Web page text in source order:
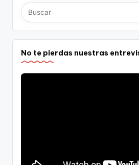
No te pierdas nuestras